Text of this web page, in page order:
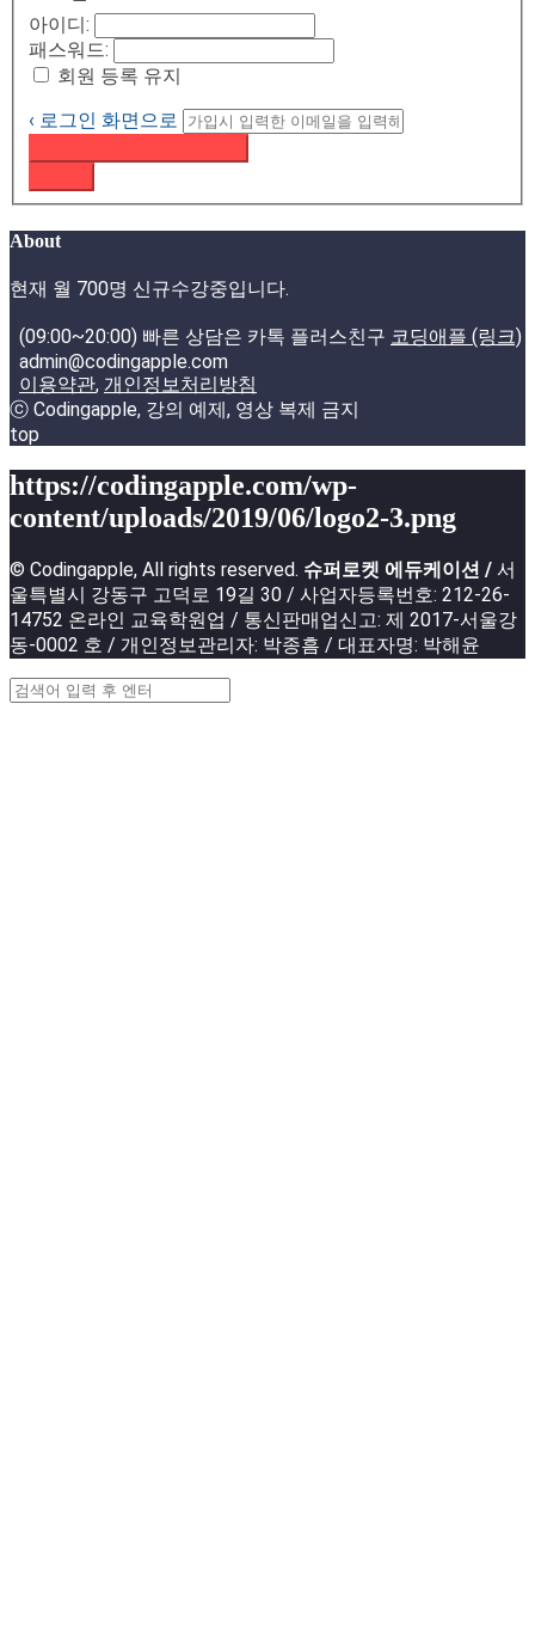
아이디:
패스워드:
회원 등록 유지
‹ 로그인 화면으로
About
현재 월 700명 신규수강중입니다.
(09:00~20:00) 빠른 상담은 카톡 플러스친구 코딩애플 (링크)
admin@codingapple.com
이용약관, 개인정보처리방침
ⓒ Codingapple, 강의 예제, 영상 복제 금지
top
https://codingapple.com/wp-
content/uploads/2019/06/logo2-3.png
© Codingapple, All rights reserved. 슈퍼로켓 에듀케이션 / 서
울특별시 강동구 고덕로 19길 30 / 사업자등록번호: 212-26-
14752 온라인 교육학원업 / 통신판매업신고: 제 2017-서울강
동-0002 호 / 개인정보관리자: 박종흠 / 대표자명: 박해윤